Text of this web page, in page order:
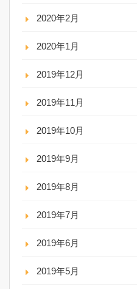
2020年2月
2020年1月
2019年12月
2019年11月
2019年10月
2019年9月
2019年8月
2019年7月
2019年6月
2019年5月